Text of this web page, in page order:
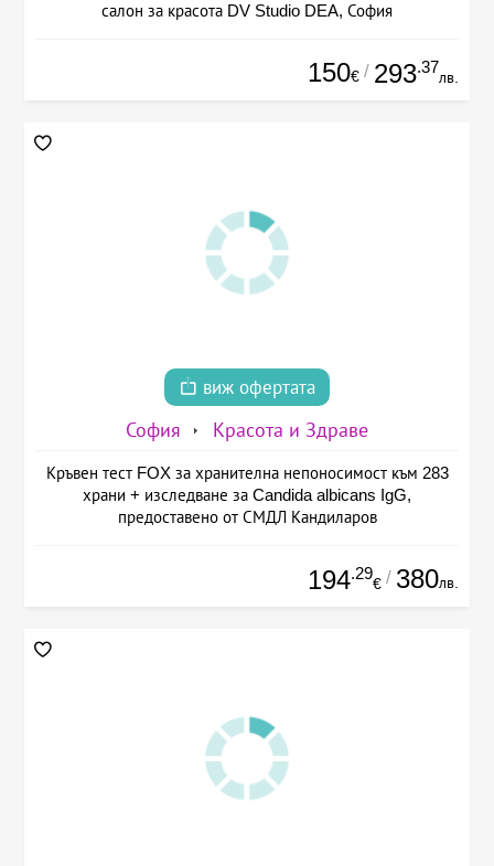
салон за красота DV Studio DEA, София
150€ / 293.37
лв.
виж офертата
София Красота и Здраве
Кръвен тест FOX за хранителна непоносимост към 283
храни + изследване за Candida albicans IgG,
предоставено от СМДЛ Кандиларов
194.29
€ / 380лв.